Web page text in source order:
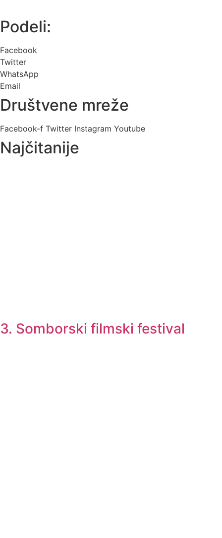
Podeli:
Facebook
Twitter
WhatsApp
Email
Društvene mreže
Facebook-f Twitter Instagram Youtube
Najčitanije
3. Somborski filmski festival